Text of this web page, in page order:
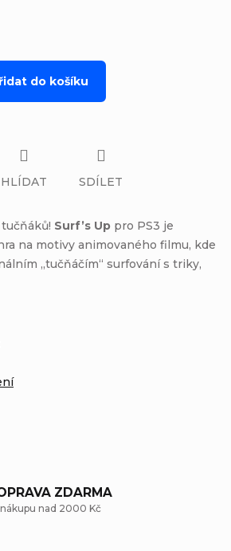
do košíku
Surf’s Up pro PS3 je
na motivy animovaného filmu, kde
„tučňáčím“ surfování s triky,
HLÍDAT SDÍLET
ZDARMA
nad 2000 Kč